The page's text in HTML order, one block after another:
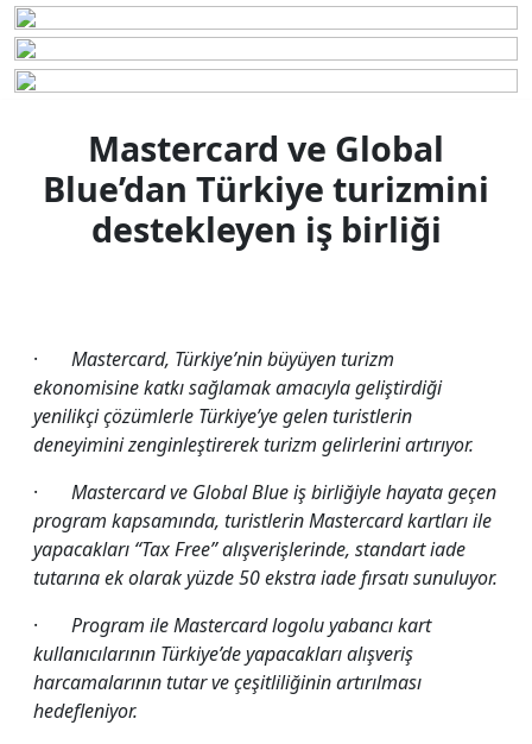
Mastercard ve Global
Blue’dan Türkiye turizmini
destekleyen iş birliği
· Mastercard, Türkiye’nin büyüyen turizm
ekonomisine katkı sağlamak amacıyla geliştirdiği
yenilikçi çözümlerle Türkiye’ye gelen turistlerin
deneyimini zenginleştirerek turizm gelirlerini artırıyor.
· Mastercard ve Global Blue iş birliğiyle hayata geçen
program kapsamında, turistlerin Mastercard kartları ile
yapacakları “Tax Free” alışverişlerinde, standart iade
tutarına ek olarak yüzde 50 ekstra iade fırsatı sunuluyor.
· Program ile Mastercard logolu yabancı kart
kullanıcılarının Türkiye’de yapacakları alışveriş
harcamalarının tutar ve çeşitliliğinin artırılması
hedefleniyor.